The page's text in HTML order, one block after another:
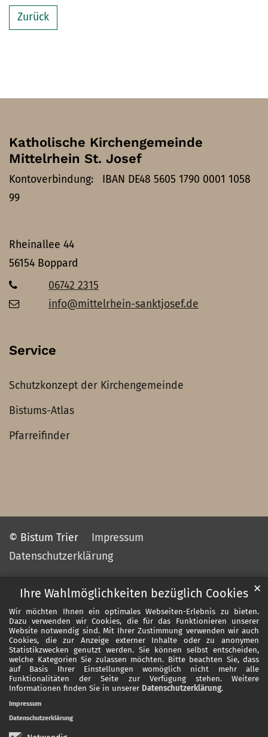
Ihre Wahlmöglichkeiten bezüglich Cookies
Wir möchten Ihnen ein optimales Webseiten-Erlebnis zu bieten.
Dazu verwenden wir Cookies, die für das Funktionieren unserer
Website notwendig sind. Mit Ihrer Zustimmung verwenden wir auch
Cookies, die zur Anzeige externer Inhalte oder zu anonymen
Statistikzwecken genutzt werden. Sie können selbst entscheiden,
welche Kategorien Sie zulassen möchten. Bitte beachten Sie, dass
auf Basis Ihrer Einstellungen womöglich nicht mehr alle
Funktionalitäten der Seite zur Verfügung stehen. Weitere
Informationen finden Sie in unserer Datenschutzerklärung.
✕
Impressum
Datenschutzerklärung
Zurück
Katholische Kirchengemeinde
Mittelrhein St. Josef
Kontoverbindung: IBAN DE48 5605 1790 0001 1058
99
Rheinallee 44
56154 Boppard
06742 2315
info@mittelrhein-sanktjosef.de
Service
Schutzkonzept der Kirchengemeinde
Bistums-Atlas
Pfarreifinder
© Bistum Trier
Impressum
Datenschutzerklärung